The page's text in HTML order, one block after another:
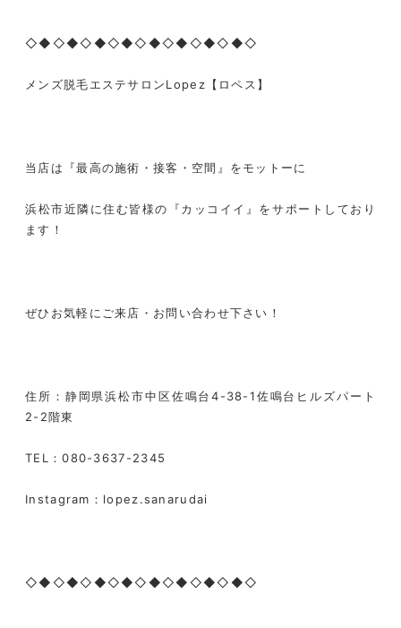
◇◆◇◆◇◆◇◆◇◆◇◆◇◆◇◆◇
メンズ脱毛エステサロンLopez 【ロペス】
当店は『最高の施術・接客・空間』をモットーに
浜松市近隣に住む皆様の『カッコイイ』をサポートしており
ます！
ぜひお気軽にご来店・お問い合わせ下さい！
住所：静岡県浜松市中区佐鳴台4-38-1佐鳴台ヒルズパート
2-2階東
TEL ：080-3637-2345
Instagram ： lopez.sanarudai
◇◆◇◆◇◆◇◆◇◆◇◆◇◆◇◆◇